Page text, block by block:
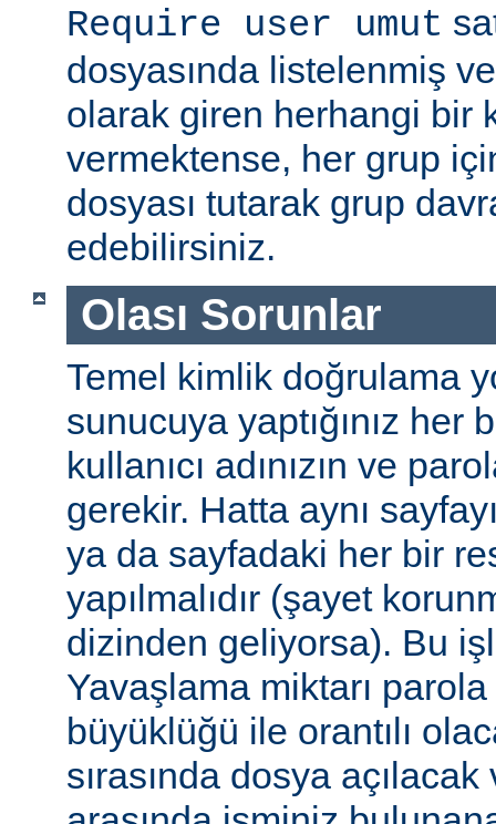
Require user umut
dosyasında listelenmiş
olarak giren herhangi bir
vermektense, her grup
dosyası tutarak grup
edebilirsiniz.
Olası Sorunlar
Temel kimlik doğrulama
sunucuya yaptığınız her
kullanıcı adınızın ve
gerekir. Hatta aynı
ya da sayfadaki her bir
yapılmalıdır (şayet
dizinden geliyorsa). Bu
Yavaşlama miktarı parola
büyüklüğü ile orantılı
sırasında dosya açılacak